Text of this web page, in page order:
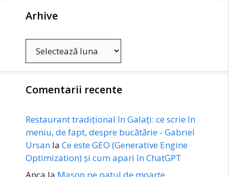
Arhive
Comentarii recente
Restaurant tradițional în Galați: ce scrie în
meniu, de fapt, despre bucătărie - Gabriel
Ursan la Ce este GEO (Generative Engine
Optimization) și cum apari în ChatGPT